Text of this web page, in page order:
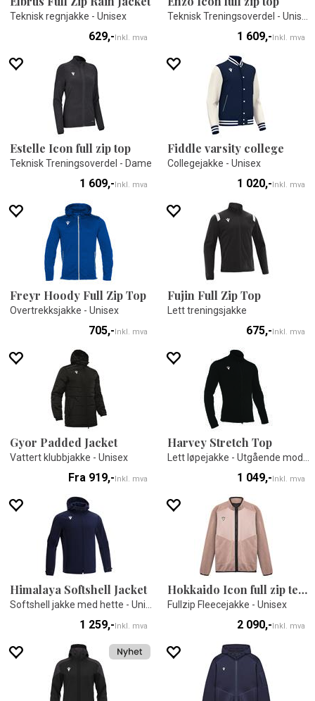
Teknisk regnjakke - Unisex
629,-Inkl. mva 1 609,-Inkl. mva
Estelle Icon full zip top
Teknisk Treningsoverdel - Dame
1 609,-Inkl. mva
Fiddle varsity college
Collegejakke - Unisex
1 020,-Inkl. mva
Freyr Hoody Full Zip Top
Overtrekksjakke - Unisex
705,-Inkl. mva
Fujin Full Zip Top
Lett treningsjakke
675,-Inkl. mva
Gyor Padded Jacket
Vattert klubbjakke - Unisex
Fra 919,-Inkl. mva
Harvey Stretch Top
1 049,-Inkl. mva
Himalaya Softshell Jacket
1 259,-Inkl. mva
Hokkaido Icon full zip teddy
Fullzip Fleecejakke - Unisex
2 090,-Inkl. mva